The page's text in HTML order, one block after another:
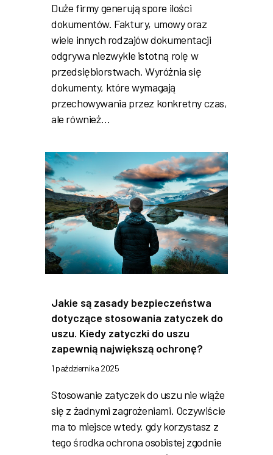
Duże firmy generują spore ilości
dokumentów. Faktury, umowy oraz
wiele innych rodzajów dokumentacji
odgrywa niezwykle istotną rolę w
przedsiębiorstwach. Wyróżnia się
dokumenty, które wymagają
przechowywania przez konkretny czas,
ale również…
Jakie są zasady bezpieczeństwa
dotyczące stosowania zatyczek do
uszu. Kiedy zatyczki do uszu
zapewnią największą ochronę?
1 października 2025
Stosowanie zatyczek do uszu nie wiąże
się z żadnymi zagrożeniami. Oczywiście
ma to miejsce wtedy, gdy korzystasz z
tego środka ochrona osobistej zgodnie